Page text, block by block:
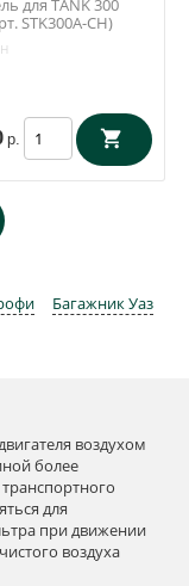
для TANK 300
STK300A-CH)
р.
Багажник Уаз
воздухом
более
для
при движении
воздуха